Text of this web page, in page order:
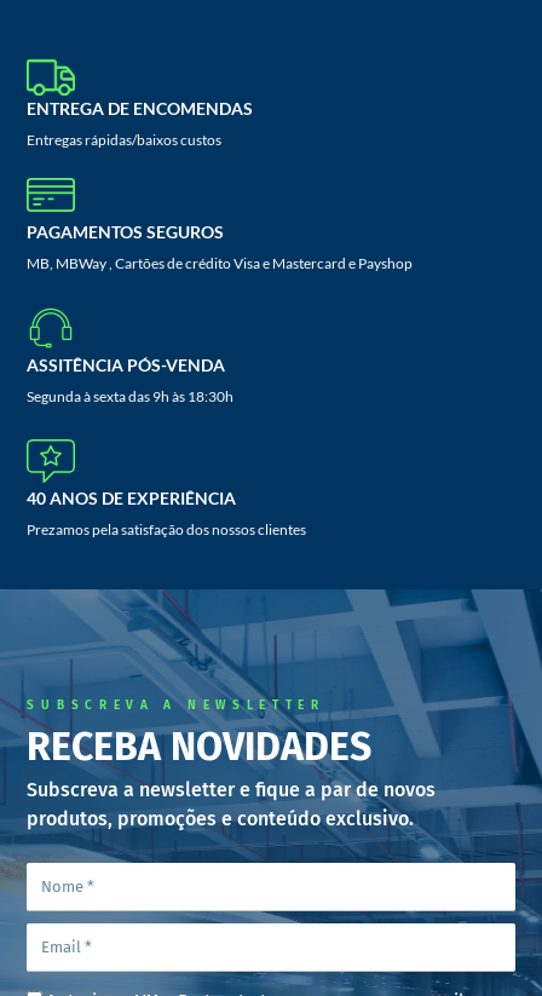
ENTREGA DE ENCOMENDAS
Entregas rápidas/baixos custos
PAGAMENTOS SEGUROS
MB, MBWay , Cartões de crédito Visa e Mastercard e Payshop
ASSITÊNCIA PÓS-VENDA
Segunda à sexta das 9h às 18:30h
40 ANOS DE EXPERIÊNCIA
Prezamos pela satisfação dos nossos clientes
SUBSCREVA A NEWSLETTER
RECEBA NOVIDADES
Subscreva a newsletter e fique a par de novos
produtos, promoções e conteúdo exclusivo.